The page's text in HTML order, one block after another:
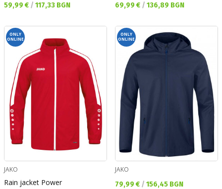
Текуща цена:
59,99 € / 117,33 BGN Текуща цена:
69,99 € / 136,89 BGN
ONLY
ONLINE
JAKO
Rain jacket Power
ONLY
ONLINE
JAKO
Текуща цена:
79,99 € / 156,45 BGN